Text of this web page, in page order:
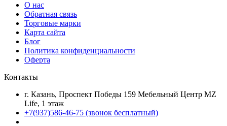
О нас
Обратная связь
Торговые марки
Карта сайта
Блог
Политика конфиденциальности
Оферта
Контакты
г. Казань, Проспект Победы 159 Мебельный Центр MZ
Life, 1 этаж
+7(937)586-46-75 (звонок бесплатный)